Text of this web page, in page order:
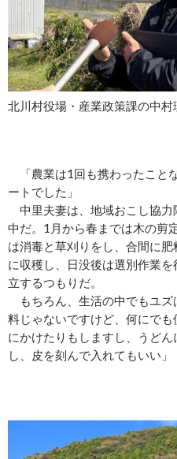
北川村役場・産業政策課の中村
「農業は1回も携わったこと
ートでした」
中里夫妻は、地域おこし協力
中だ。1月から春までは木の剪
は消毒と草刈りをし、合間に
に収穫し、日没後は選別作業
立するつもりだ。
もちろん、生活の中でもユズ
料じゃないですけど、何にで
にかけたりもしますし、うど
し、皮を刻んで入れてもいい」